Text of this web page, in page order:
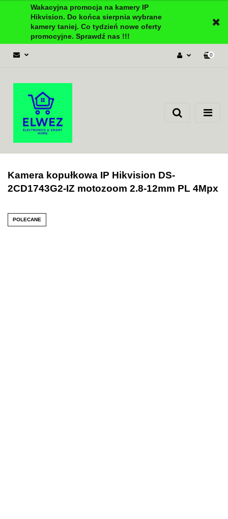
Wakacyjna promocja na kamery IP
Hikvision. Do końca sierpnia wybrane
kamery taniej. Co tydzień nowe oferty
promocyjne. Sprawdź nas !!!
Zgody cookies
0
Kamera kopułkowa IP Hikvision DS-
2CD1743G2-IZ motozoom 2.8-12mm PL 4Mpx
POLECANE